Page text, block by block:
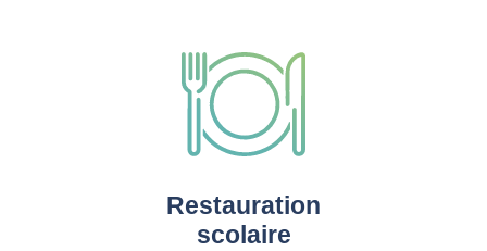
Restauration
scolaire